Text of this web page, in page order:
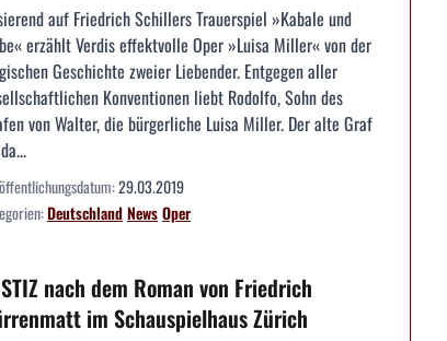
auf Friedrich Schillers Trauerspiel »Kabale und
erzählt Verdis effektvolle Oper »Luisa Miller« von der
Geschichte zweier Liebender. Entgegen aller
Konventionen liebt Rodolfo, Sohn des
von Walter, die bürgerliche Luisa Miller. Der alte Graf
29.03.2019
DeutschlandNewsOper
nach dem Roman von Friedrich
im Schauspielhaus Zürich